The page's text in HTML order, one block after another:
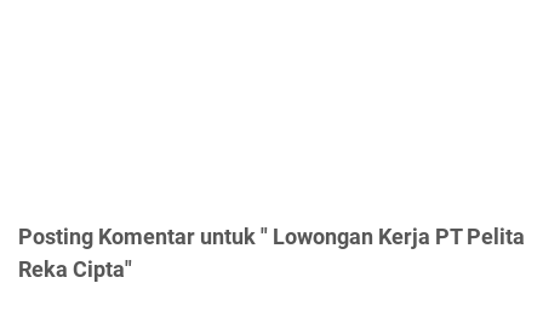
Posting Komentar untuk " Lowongan Kerja PT Pelita
Reka Cipta"